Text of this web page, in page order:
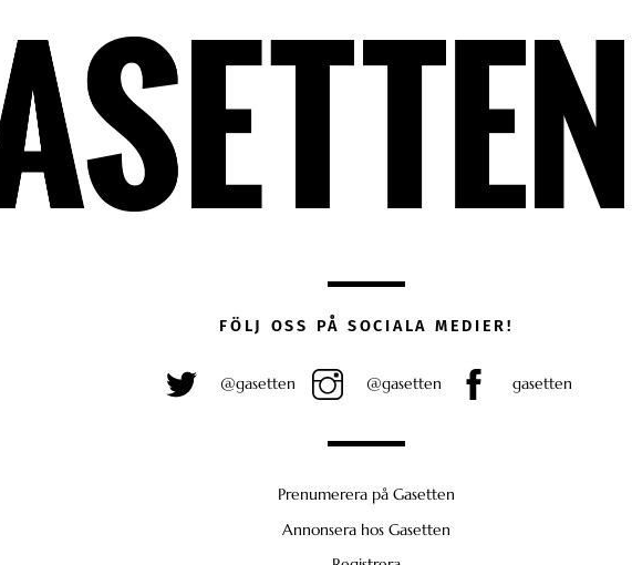
FÖLJ OSS PÅ SOCIALA MEDIER!
@gasetten @gasetten gasetten
Prenumerera på Gasetten
Annonsera hos Gasetten